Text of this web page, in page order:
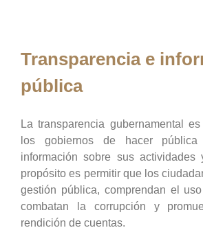
Transparencia e
pública
La transparencia gubernamental
los gobiernos de hacer
información sobre sus actividades
propósito es permitir que los
gestión pública, comprendan el
combatan la corrupción y
rendición de cuentas.